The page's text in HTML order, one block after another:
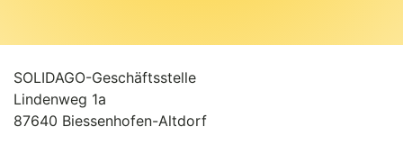
SOLIDAGO-Geschäftsstelle
Lindenweg 1a
87640 Biessenhofen-Altdorf